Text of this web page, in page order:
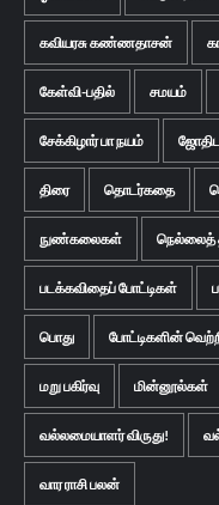
கவியரசு கண்ணதாசன்
கேள்வி-பதில் சமயம்
சேக்கிழார் பா நயம்
திரை தொடர்கதை
நுண்கலைகள் நெல்லைத்
படக்கவிதைப் போட்டிகள்
பொது போட்டிகளின்
மறு பகிர்வு மின்னூல்கள்
வல்லமையாளர் விருது!
வார ராசி பலன்